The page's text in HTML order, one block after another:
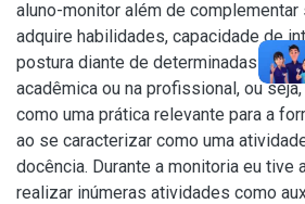
aluno-monitor além de
adquire habilidades, capacidade de
postura diante de determinadas
acadêmica ou na profissional, ou
como uma prática relevante para a
ao se caracterizar como uma
docência. Durante a monitoria eu tive
realizar inúmeras atividades como